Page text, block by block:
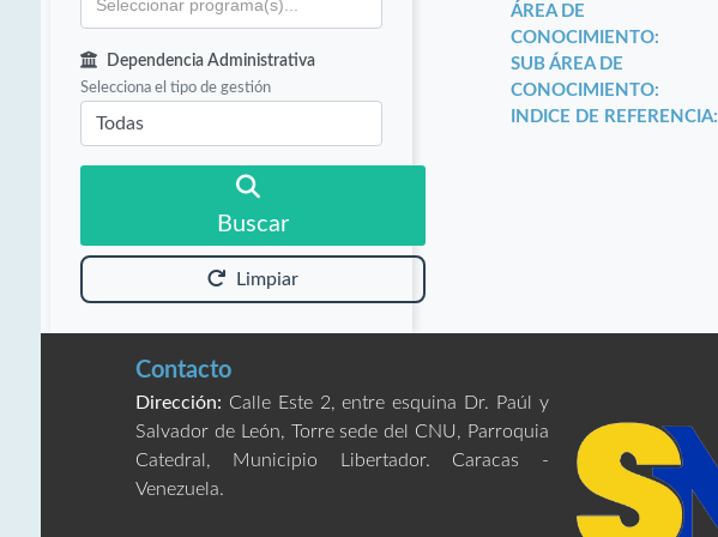
Dependencia Administrativa
Selecciona el tipo de gestión
Buscar
Limpiar
ÁREA DE
CONOCIMIENTO:
SUB ÁREA DE
CONOCIMIENTO:
INDICE DE REFERENCIA:
Contacto
Dirección: Calle Este 2, entre esquina Dr. Paúl y
Salvador de León, Torre sede del CNU, Parroquia
Catedral, Municipio Libertador. Caracas -
Venezuela.